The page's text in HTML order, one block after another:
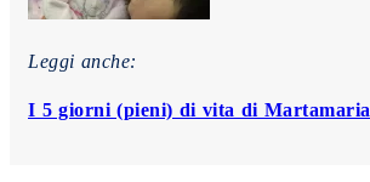
Leggi anche:
I 5 giorni (pieni) di vita di Martamaria